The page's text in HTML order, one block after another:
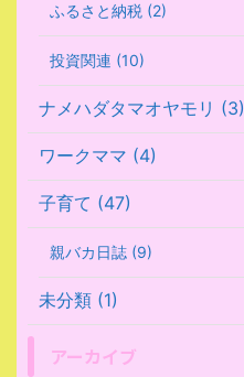
ふるさと納税 (2)
投資関連 (10)
ナメハダタマオヤモリ (3)
ワークママ (4)
子育て (47)
親バカ日誌 (9)
未分類 (1)
アーカイブ